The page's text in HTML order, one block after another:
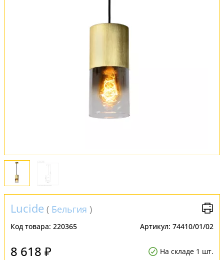
Lucide ( Бельгия )
Код товара: 220365 Артикул: 74410/01/02
8 618 ₽ На складе 1 шт.